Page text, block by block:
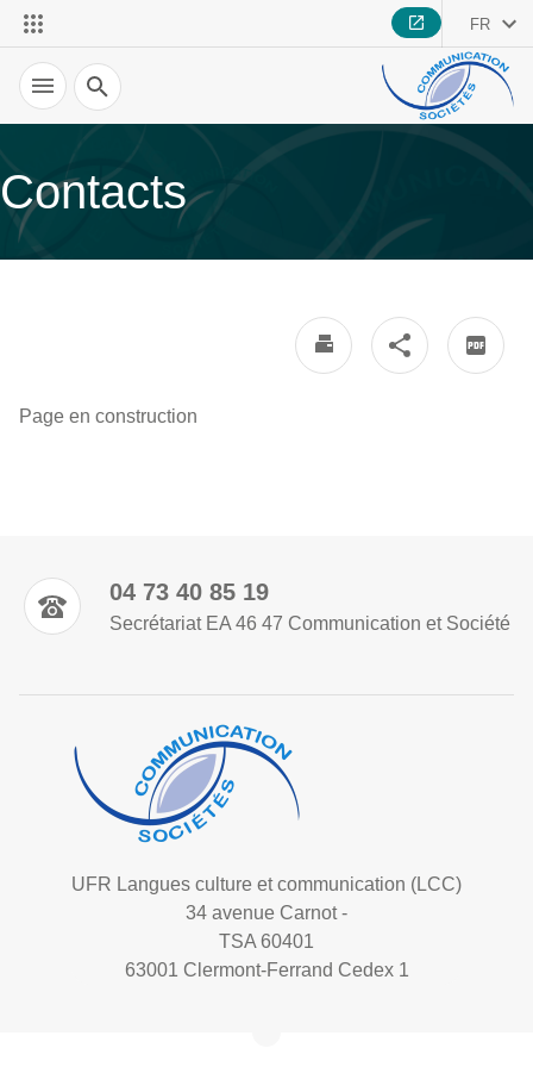
FR
Recherche
Contacts
Page en construction
04 73 40 85 19
Secrétariat EA 46 47 Communication et Société
UFR Langues culture et communication (LCC)
34 avenue Carnot -
TSA 60401
63001 Clermont-Ferrand Cedex 1